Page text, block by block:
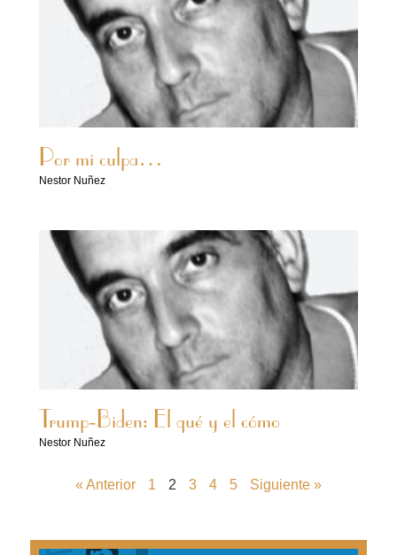
Por mi culpa…
Nestor Nuñez
Trump-Biden: El qué y el cómo
Nestor Nuñez
« Anterior 1 2 3 4 5 Siguiente »